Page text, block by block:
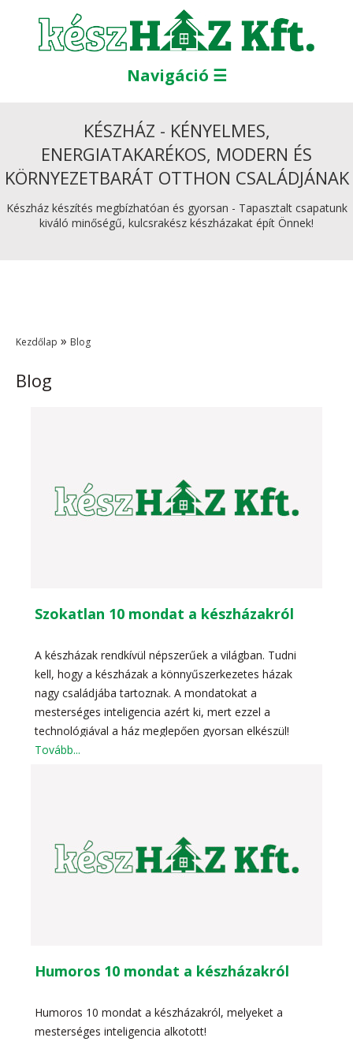
Navigáció ☰
KÉSZHÁZ - KÉNYELMES,
ENERGIATAKARÉKOS, MODERN ÉS
KÖRNYEZETBARÁT OTTHON CSALÁDJÁNAK
Készház készítés megbízhatóan és gyorsan - Tapasztalt csapatunk
kiváló minőségű, kulcsrakész készházakat épít Önnek!
Kezdőlap » Blog
Blog
Szokatlan 10 mondat a készházakról
A készházak rendkívül népszerűek a világban. Tudni
kell, hogy a készházak a könnyűszerkezetes házak
nagy családjába tartoznak. A mondatokat a
mesterséges inteligencia azért ki, mert ezzel a
technológiával a ház meglepően gyorsan elkészül!
Tovább...
Humoros 10 mondat a készházakról
Humoros 10 mondat a készházakról, melyeket a
mesterséges inteligencia alkotott!